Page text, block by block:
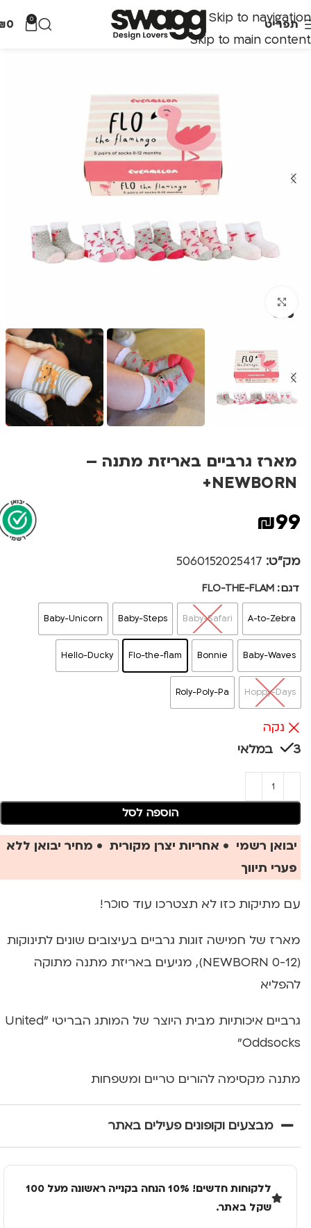
Skip to navigation
Skip to main content
תפריט 0
0
מארז גרביים באריזת מתנה –
NEWBORN+
₪99
מק"ט: 5060152025417
דגם FLO-THE-FLAM
A-to-Zebra
Baby-Safari
Baby-Steps
Baby-Unicorn
Baby-Waves
Bonnie
Flo-the-flam
Hello-Ducky
Hoppy-Days
Roly-Poly-Pa
נקה
3 במלאי
הוספה לסל
יבואן רשמי • אחריות יצרן מקורית • מחיר יבואן ללא
פערי תיווך
עם מתיקות כזו לא תצטרכו עוד סוכר!
מארז של חמישה זוגות גרביים בעיצובים שונים לתינוקות
(0-12 NEWBORN), מגיעים באריזת מתנה מתוקה
להפליא
גרביים איכותיות מבית היוצר של המותג הבריטי "United
Oddsocks"
מתנה מקסימה להורים טריים ומשפחות
מבצעים וקופונים פעילים באתר
ללקוחות חדשים! 10% הנחה בקנייה ראשונה מעל 100
שקל באתר.